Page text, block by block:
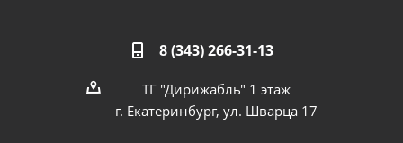
8 (343) 266-31-13
ТГ "Дирижабль" 1 этаж
г. Екатеринбург, ул. Шварца 17